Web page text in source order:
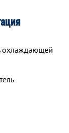
охлаждающей